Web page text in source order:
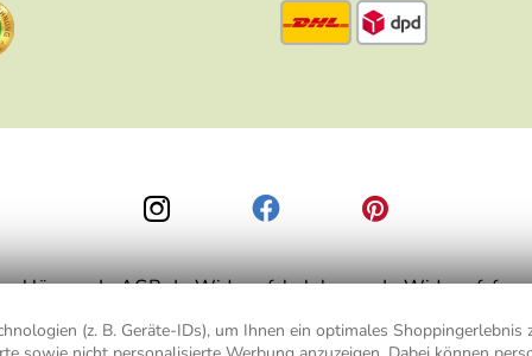
(z. B. Geräte-IDs), um Ihnen ein optimales Shoppingerlebnis
AGB Widerrufsbelehrung